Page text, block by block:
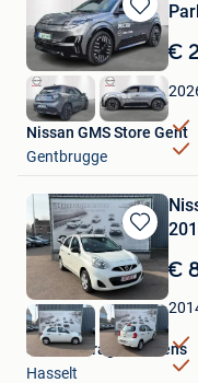
Bewaren
in
Favorieten
€
Nissan GMS Store Gent
Gentbrugge
Bewaren
in
Mijn
Favorieten
€
Skoda Garage Peusens
Hasselt